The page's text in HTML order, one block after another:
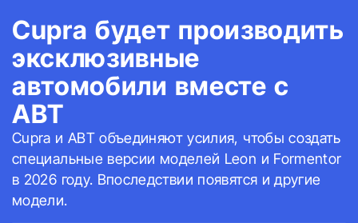
Cupra будет производить
эксклюзивные
автомобили вместе с
ABT
Cupra и ABT объединяют усилия, чтобы создать
специальные версии моделей Leon и Formentor
в 2026 году. Впоследствии появятся и другие
модели.